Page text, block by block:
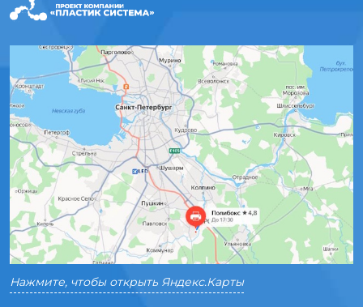
Нажмите, чтобы открыть Яндекс.Карты